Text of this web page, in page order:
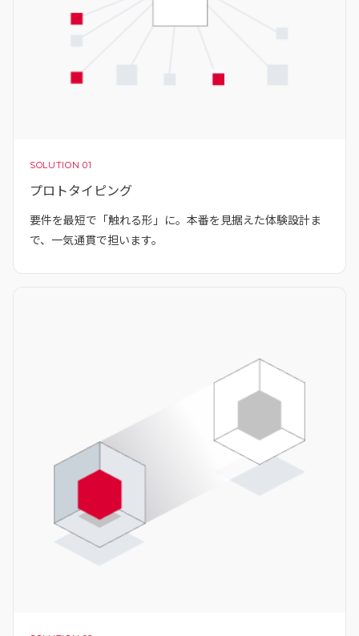
SOLUTION 01
プロトタイピング
要件を最短で「触れる形」に。本番を見据えた体験設計ま
で、一気通貫で担います。